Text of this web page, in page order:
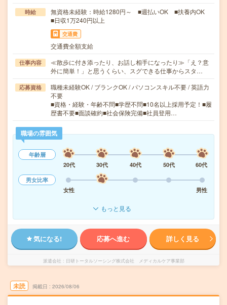
時給
無資格未経験：時給1280円～ ■週払いOK ■扶養内OK
■日収1万240円以上
交通費
交通費全額支給
仕事内容
≪散歩に付き添ったり、お話し相手になったり≫「え？意
外に簡単！」と思うくらい、スグできる仕事からスタ…
応募資格
職種未経験OK / ブランクOK / パソコンスキル不要 / 英語力
不要
■資格・経験・年齢不問■学歴不問■10名以上採用予定！■履
歴書不要■面談確約■社会保険完備■社員登用…
職場の雰囲気
年齢層
20代
30代 40代 50代
60代
男女比率
女性
男性
もっと見る
気になる! 応募へ進む 詳しく見る
派遣会社 日研トータルソーシング株式会社 メディカルケア事業部
未読 掲載日 2026/08/06